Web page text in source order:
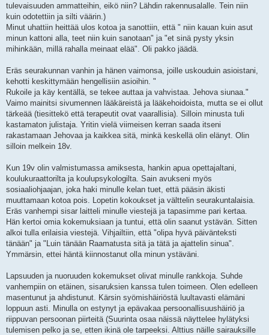
tulevaisuuden ammatteihin, eikö niin? Lähdin rakennusalalle. Tein niin
kuin odotettiin ja silti väärin.)
Minut uhattiin heittää ulos kotoa ja sanottiin, että " niin kauan kuin asut
minun kattoni alla, teet niin kuin sanotaan" ja "et sinä pysty yksin
mihinkään, millä rahalla meinaat elää". Oli pakko jäädä.
Eräs seurakunnan vanhin ja hänen vaimonsa, joille uskouduin asioistani,
kehotti keskittymään hengellisiin asioihin. "
Rukoile ja käy kentällä, se tekee auttaa ja vahvistaa. Jehova siunaa."
Vaimo mainitsi sivumennen lääkäreistä ja lääkehoidoista, mutta se ei ollut
tärkeää (tiesittekö että terapeutit ovat vaarallisia). Silloin minusta tuli
kastamaton julistaja. Yritin vielä viimeisen kerran saada itseni
rakastamaan Jehovaa ja kaikkea sitä, minkä keskellä olin elänyt. Olin
silloin melkein 18v.
Kun 19v olin valmistumassa amiksesta, hankin apua opettajaltani,
koulukuraattorilta ja koulupsykologilta. Sain avukseni myös
sosiaaliohjaajan, joka haki minulle kelan tuet, että pääsin äkisti
muuttamaan kotoa pois. Lopetin kokoukset ja välttelin seurakuntalaisia.
Eräs vanhempi sisar laitteli minulle viestejä ja tapasimme pari kertaa.
Hän kertoi omia kokemuksiaan ja tuntui, että olin saanut ystävän. Sitten
alkoi tulla erilaisia viestejä. Vihjailtiin, että "olipa hyvä päivänteksti
tänään" ja "Luin tänään Raamatusta sitä ja tätä ja ajattelin sinua".
Ymmärsin, ettei häntä kiinnostanut olla minun ystäväni.
Lapsuuden ja nuoruuden kokemukset olivat minulle rankkoja. Suhde
vanhempiin on etäinen, sisaruksien kanssa tulen toimeen. Olen edelleen
masentunut ja ahdistunut. Kärsin syömishäiriöstä luultavasti elämäni
loppuun asti. Minulla on estynyt ja epävakaa persoonallisuushäiriö ja
riippuvan persoonan piirteitä (Suurinta osaa näissä näyttelee hylätyksi
tulemisen pelko ja se, etten ikinä ole tarpeeksi. Alttius näille sairauksille